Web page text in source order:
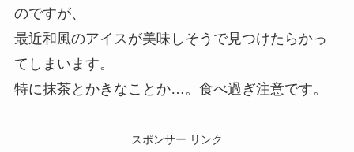
のですが、
最近和風のアイスが美味しそうで見つけたらかっ
てしまいます。
特に抹茶とかきなことか…。食べ過ぎ注意です。
スポンサー リンク